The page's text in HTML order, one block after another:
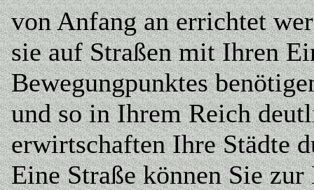
von Anfang an errichtet
sie auf Straßen mit Ihren
Bewegungpunktes
und so in Ihrem Reich
erwirtschaften Ihre Städte
Eine Straße können Sie